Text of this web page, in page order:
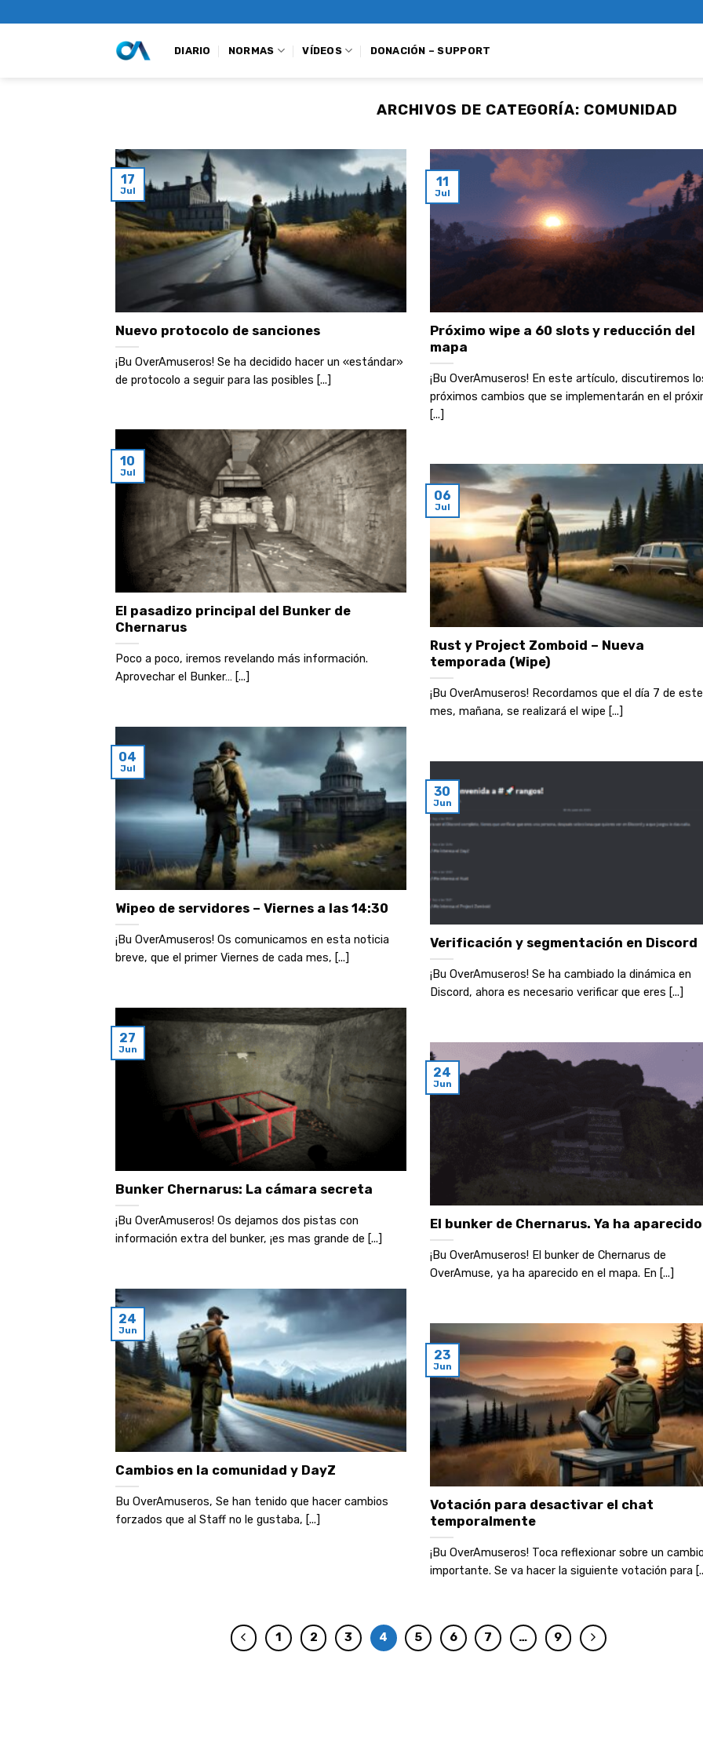
al
DIARIO NORMAS VÍDEOS DONACIÓN – SUPPORT
ARCHIVOS DE CATEGORÍA: COMUNIDAD
Nuevo protocolo de sanciones
¡Bu OverAmuseros! Se ha decidido hacer un «estándar»
de protocolo a seguir para las posibles [...]
17
Jul
Próximo wipe a 60 slots y reducción del
mapa
¡Bu OverAmuseros! En este artículo, discutiremos
próximos cambios que se implementarán en el
[...]
11
Jul
El pasadizo principal del Bunker de
Chernarus
Poco a poco, iremos revelando más información.
Aprovechar el Bunker… [...]
10
Jul
Rust y Project Zomboid – Nueva
temporada (Wipe)
¡Bu OverAmuseros! Recordamos que el día 7 de este
mes, mañana, se realizará el wipe [...]
06
Jul
Wipeo de servidores – Viernes a las 14:30
¡Bu OverAmuseros! Os comunicamos en esta noticia
breve, que el primer Viernes de cada mes, [...]
04
Jul
Verificación y segmentación en Discord
¡Bu OverAmuseros! Se ha cambiado la dinámica en
Discord, ahora es necesario verificar que eres [...]
30
Jun
Bunker Chernarus: La cámara secreta
¡Bu OverAmuseros! Os dejamos dos pistas con
información extra del bunker, ¡es mas grande de [...]
27
Jun
El bunker de Chernarus. Ya ha
¡Bu OverAmuseros! El bunker de Chernarus de
OverAmuse, ya ha aparecido en el mapa. En [...]
24
Jun
Cambios en la comunidad y DayZ
Bu OverAmuseros, Se han tenido que hacer cambios
forzados que al Staff no le gustaba, [...]
24
Jun
Votación para desactivar el chat
temporalmente
¡Bu OverAmuseros! Toca reflexionar sobre un
importante. Se va hacer la siguiente votación para
23
Jun
1 2 3 4 5 6 7 … 9